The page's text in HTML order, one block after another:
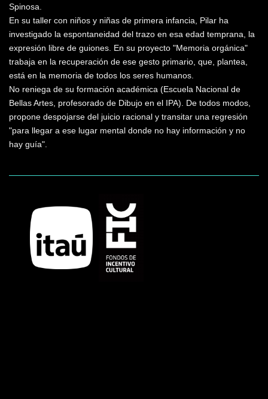
Spinosa.
En su taller con niños y niñas de primera infancia, Pilar ha
investigado la espontaneidad del trazo en esa edad temprana, la
expresión libre de guiones. En su proyecto "Memoria orgánica"
trabaja en la recuperación de ese gesto primario, que, plantea,
está en la memoria de todos los seres humanos.
No reniega de su formación académica (Escuela Nacional de
Bellas Artes, profesorado de Dibujo en el IPA). De todos modos,
propone despojarse del juicio racional y transitar una regresión
"para llegar a ese lugar mental donde no hay información y no
hay guía".